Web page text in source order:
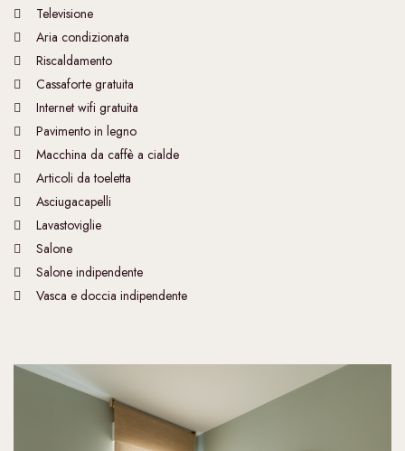
Televisione
Aria condizionata
Riscaldamento
Cassaforte gratuita
Internet wifi gratuita
Pavimento in legno
Macchina da caffè a cialde
Articoli da toeletta
Asciugacapelli
Lavastoviglie
Salone
Salone indipendente
Vasca e doccia indipendente